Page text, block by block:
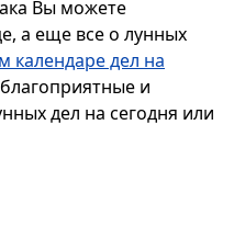
Вы можете
а еще все о лунных
календаре дел на
и
дел на сегодня или